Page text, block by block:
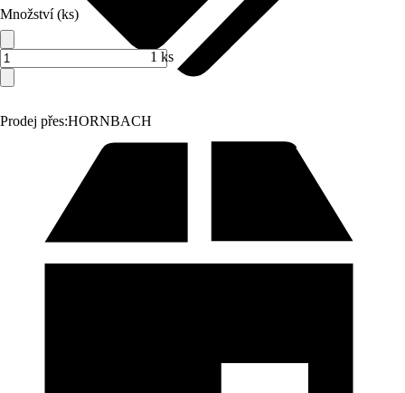
Prodej přes:HORNBACH
Množství (ks)
1 ks